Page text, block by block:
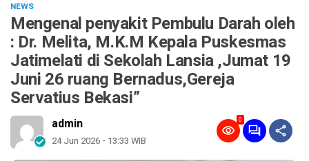
NEWS
Mengenal penyakit Pembulu Darah oleh
: Dr. Melita, M.K.M Kepala Puskesmas
Jatimelati di Sekolah Lansia ,Jumat 19
Juni 26 ruang Bernadus,Gereja
Servatius Bekasi”
admin
24 Jun 2026 - 13:33 WIB
0